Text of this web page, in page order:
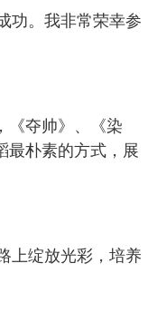
功。我非常荣幸参
《夺帅》、《染
最朴素的方式，展
上绽放光彩，培养